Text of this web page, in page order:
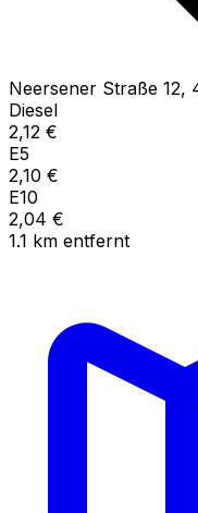
Neersener Straße 12,
Diesel
2,12 €
E5
2,10 €
E10
2,04 €
1.1 km entfernt